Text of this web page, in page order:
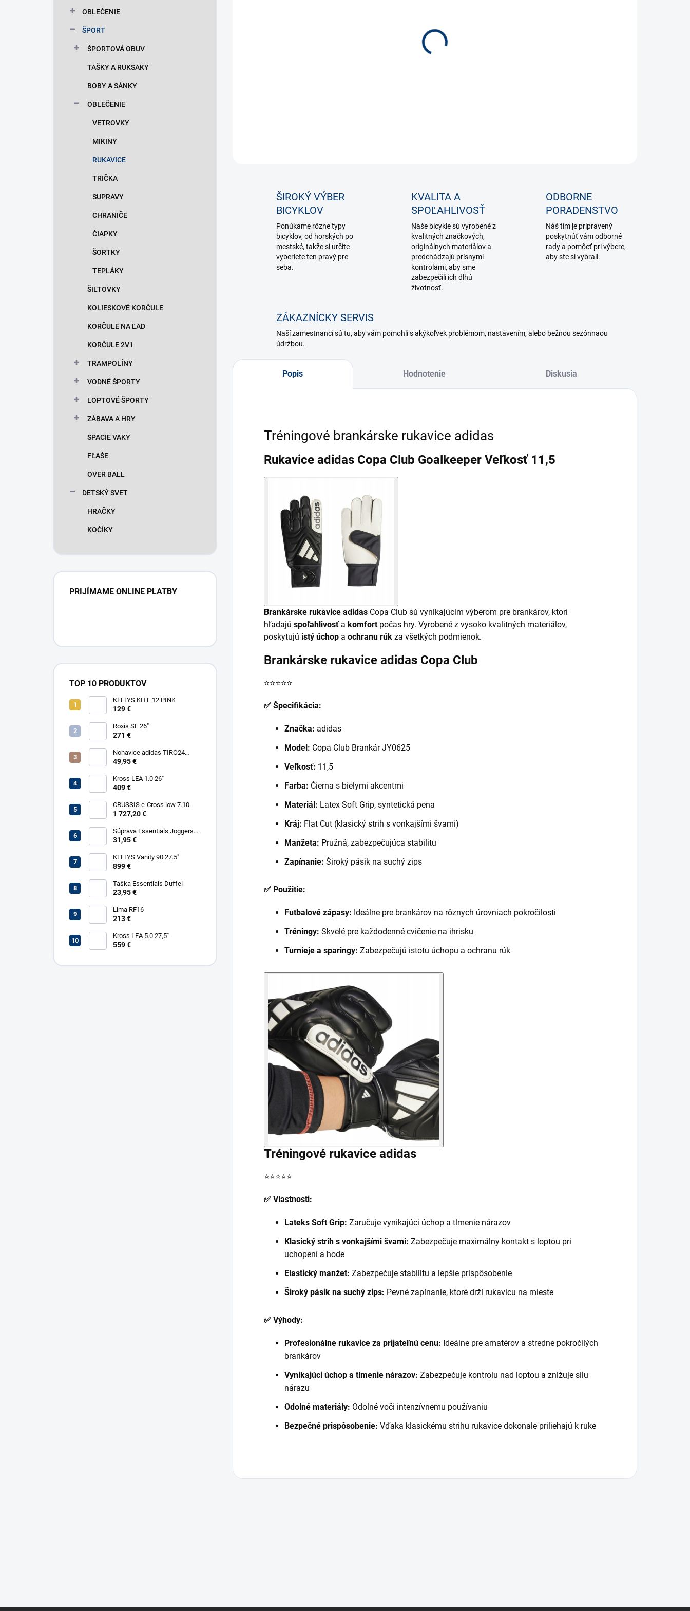
OBLEČENIE
ŠPORT
ŠPORTOVÁ OBUV
TAŠKY A RUKSAKY
BOBY A SÁNKY
OBLEČENIE
VETROVKY
MIKINY
RUKAVICE
TRIČKA
SUPRAVY
CHRANIČE
ČIAPKY
ŠORTKY
TEPLÁKY
ŠILTOVKY
KOLIESKOVÉ KORČULE
KORČULE NA ĽAD
KORČULE 2V1
TRAMPOLÍNY
VODNÉ ŠPORTY
LOPTOVÉ ŠPORTY
ZÁBAVA A HRY
SPACIE VAKY
FĽAŠE
OVER BALL
DETSKÝ SVET
HRAČKY
KOČÍKY
PRIJÍMAME ONLINE PLATBY
TOP 10 PRODUKTOV
KELLYS KITE 12 PINK
129 €
Roxis SF 26"
271 €
Nohavice adidas TIRO24
TRPTW
49,95 €
Kross LEA 1.0 26"
409 €
CRUSSIS e-Cross low 7.10
1 727,20 €
Súprava Essentials Joggers
Kids
31,95 €
KELLYS Vanity 90 27.5"
899 €
Taška Essentials Duffel
23,95 €
Lima RF16
213 €
Kross LEA 5.0 27,5"
559 €
ŠIROKÝ VÝBER
BICYKLOV
Ponúkame rôzne typy
bicyklov, od horských po
mestské, takže si určite
vyberiete ten pravý pre
seba.
KVALITA A
SPOĽAHLIVOSŤ
Naše bicykle sú vyrobené z
kvalitných značkových,
originálnych materiálov a
predchádzajú prísnymi
kontrolami, aby sme
zabezpečili ich dlhú
životnosť.
ODBORNE
PORADENSTVO
Náš tím je pripravený
poskytnúť vám odborné
rady a pomôcť pri výbere,
aby ste si vybrali.
ZÁKAZNÍCKY SERVIS
Naší zamestnanci sú tu, aby vám pomohli s akýkoľvek problémom, nastavením, alebo bežnou sezónnaou
údržbou.
Popis Hodnotenie Diskusia
Tréningové brankárske rukavice adidas
Rukavice adidas Copa Club Goalkeeper Veľkosť 11,5
Brankárske rukavice adidas Copa Club sú vynikajúcim výberom pre brankárov, ktorí
hľadajú spoľahlivosť a komfort počas hry. Vyrobené z vysoko kvalitných materiálov,
poskytujú istý úchop a ochranu rúk za všetkých podmienok.
Brankárske rukavice adidas Copa Club
⭐⭐⭐⭐⭐
✅ Špecifikácia:
Značka: adidas
Model: Copa Club Brankár JY0625
Veľkosť: 11,5
Farba: Čierna s bielymi akcentmi
Materiál: Latex Soft Grip, syntetická pena
Kráj: Flat Cut (klasický strih s vonkajšími švami)
Manžeta: Pružná, zabezpečujúca stabilitu
Zapínanie: Široký pásik na suchý zips
✅ Použitie:
Futbalové zápasy: Ideálne pre brankárov na rôznych úrovniach pokročilosti
Tréningy: Skvelé pre každodenné cvičenie na ihrisku
Turnieje a sparingy: Zabezpečujú istotu úchopu a ochranu rúk
Tréningové rukavice adidas
⭐⭐⭐⭐⭐
✅ Vlastnosti:
Lateks Soft Grip: Zaručuje vynikajúci úchop a tlmenie nárazov
Klasický strih s vonkajšími švami: Zabezpečuje maximálny kontakt s loptou pri
uchopení a hode
Elastický manžet: Zabezpečuje stabilitu a lepšie prispôsobenie
Široký pásik na suchý zips: Pevné zapínanie, ktoré drží rukavicu na mieste
✅ Výhody:
Profesionálne rukavice za prijateľnú cenu: Ideálne pre amatérov a stredne pokročilých
brankárov
Vynikajúci úchop a tlmenie nárazov: Zabezpečuje kontrolu nad loptou a znižuje silu
nárazu
Odolné materiály: Odolné voči intenzívnemu používaniu
Bezpečné prispôsobenie: Vďaka klasickému strihu rukavice dokonale priliehajú k ruke